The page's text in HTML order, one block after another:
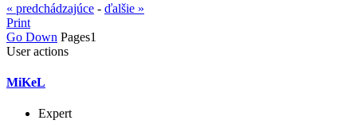
« predchádzajúce - ďalšie »
Print
Go Down Pages1
User actions
MiKeL
Expert